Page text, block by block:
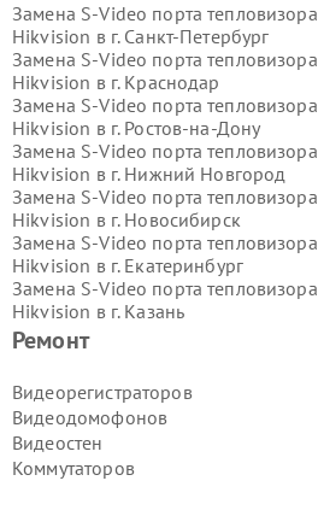
Ремонт
Видеорегистраторов
Видеодомофонов
Видеостен
Коммутаторов
Замена S-Video порта тепловизора
Hikvision в г. Санкт-Петербург
Замена S-Video порта тепловизора
Hikvision в г. Краснодар
Замена S-Video порта тепловизора
Hikvision в г. Ростов-на-Дону
Замена S-Video порта тепловизора
Hikvision в г. Нижний Новгород
Замена S-Video порта тепловизора
Hikvision в г. Новосибирск
Замена S-Video порта тепловизора
Hikvision в г. Екатеринбург
Замена S-Video порта тепловизора
Hikvision в г. Казань
Замена S-Video порта тепловизора
Замена S-Video порта тепловизора
Hikvision в г.Волгоград
Замена S-Video порта тепловизора
Hikvision в г.
Замена S-Video порта тепловизора